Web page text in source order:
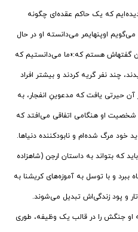
که یک حاکم عقده‌ای چگونه
اوپنهایمر می‌دانسته او در حال
گفتهاش هستم که:«ما می‌دانستیم که
چند نفر گریه کردند و بیشتر افراد
آن حیرتی یافت که مدعوینِ انفجار، به
شخصیت او هنگامی اتفاقی می‌افتد که
مرگ شده‌ام و نابودکننده دنیاها.
که بتواند به داستان ارجن (شاهزاده
ببرد و با توسل به آموزه‌های کریشنا به
و پود زندگی‌اش تبدیل می‌شوند.
او جنگش را در قالب یک وظیفه، طوری